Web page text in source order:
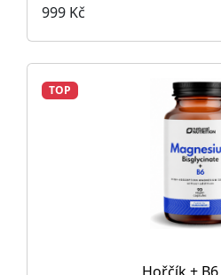
999 Kč
TOP